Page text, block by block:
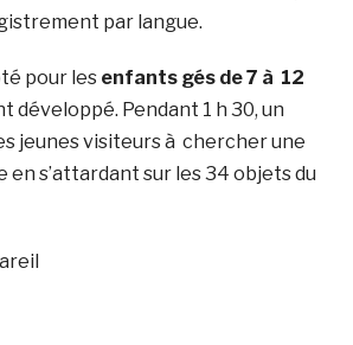
par langue.
pour les enfants gés de 7 à 12
développé. Pendant 1 h 30, un
jeunes visiteurs à chercher une
en s’attardant sur les 34 objets du